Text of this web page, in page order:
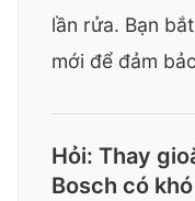
lần rửa. Bạn
mới để đảm
Hỏi: Thay
Bosch có